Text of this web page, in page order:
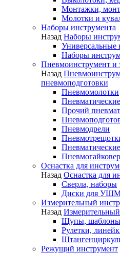
Монтажки,
Молотки и
Наборы инструмента
Назад Наборы
Универсальные
Наборы
Пневмоинструмент и
Назад
пневмоподготовки
Пневмомолотки
Прочий
Пневмодрели
Оснастка для
Назад Оснастка для
Сверла, наборы
Диски для
Измерительный
Назад
Щупы, шаблоны
Рулетки,
Режущий инструмент